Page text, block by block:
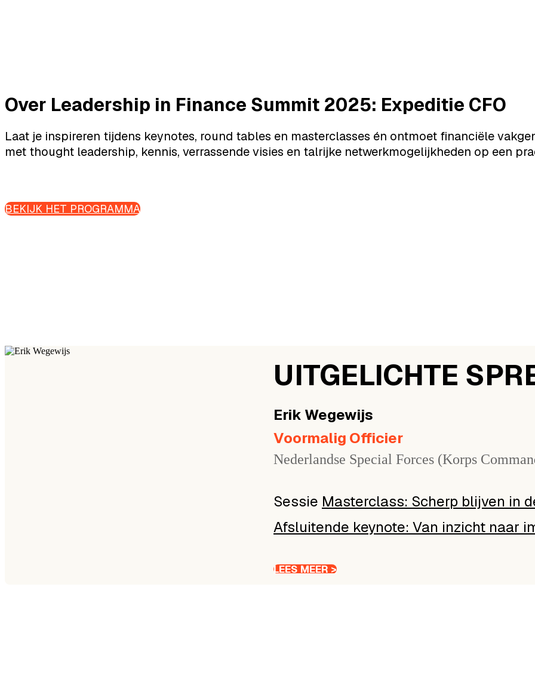
Over Leadership in Finance Summit 2025: Expeditie CFO
Laat je inspireren tijdens keynotes, round tables en masterclasses én ontmoet financiële
met thought leadership, kennis, verrassende visies en talrijke netwerkmogelijkheden op een
BEKIJK HET PROGRAMMA
UITGELICHTE
Erik Wegewijs
Voormalig Officier
Nederlandse Special Forces (Korps
Masterclass: Scherp blijven in
Afsluitende keynote: Van inzicht naar
LEES MEER >